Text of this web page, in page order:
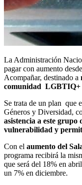
La Administración
pagar con aumento
Acompañar, destinado a
comunidad LGBTIQ+
Se trata de un plan que
Géneros y Diversidad,
asistencia a este grupo
vulnerabilidad y
Con el aumento del
programa recibirá la
que será del 18% en
un 7% en diciembre.